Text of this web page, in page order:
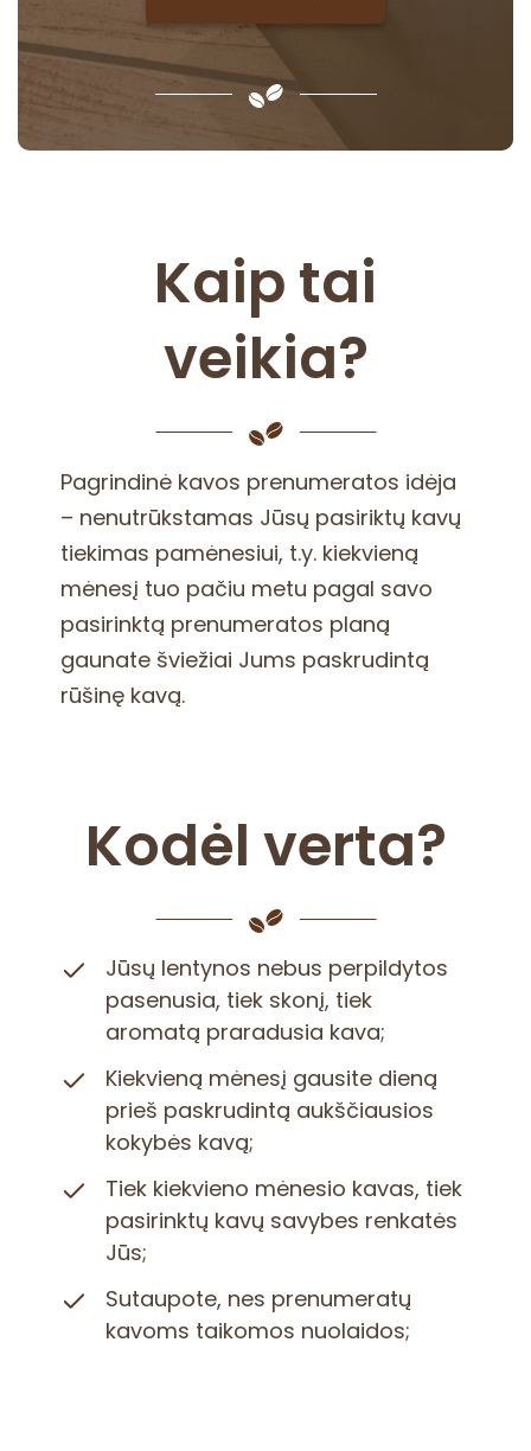
Kaip tai
veikia?
Pagrindinė kavos prenumeratos idėja
– nenutrūkstamas Jūsų pasiriktų kavų
tiekimas pamėnesiui, t.y. kiekvieną
mėnesį tuo pačiu metu pagal savo
pasirinktą prenumeratos planą
gaunate šviežiai Jums paskrudintą
rūšinę kavą.
Kodėl verta?
Jūsų lentynos nebus perpildytos
pasenusia, tiek skonį, tiek
aromatą praradusia kava;
Kiekvieną mėnesį gausite dieną
prieš paskrudintą aukščiausios
kokybės kavą;
Tiek kiekvieno mėnesio kavas, tiek
pasirinktų kavų savybes renkatės
Jūs;
Sutaupote, nes prenumeratų
kavoms taikomos nuolaidos;